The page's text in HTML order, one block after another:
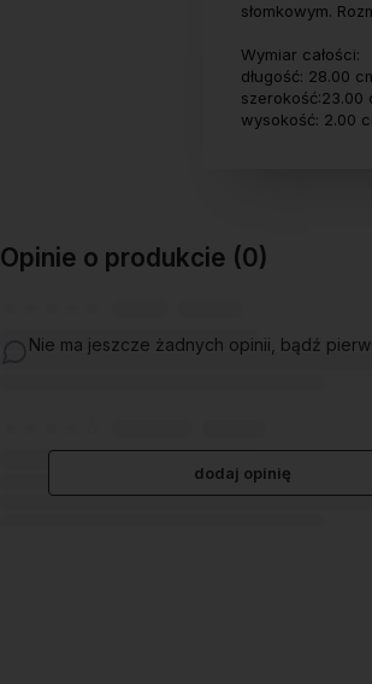
słomkowym.
Wymiar całości:
długość: 28.00
szerokość:23.00
wysokość: 2.00
Opinie o produkcie (0)
Nie ma jeszcze żadnych opinii, bądź
dodaj opinię